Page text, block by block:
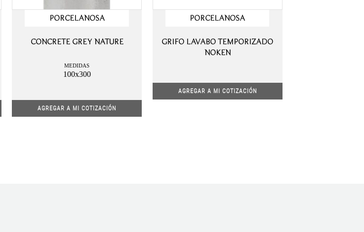
PORCELANOSA
CONCRETE GREY NATURE
MEDIDAS
100x300
AGREGAR A MI COTIZACIÓN
PORCELANOSA
GRIFO LAVABO TEMPORIZADO
NOKEN
AGREGAR A MI COTIZACIÓN